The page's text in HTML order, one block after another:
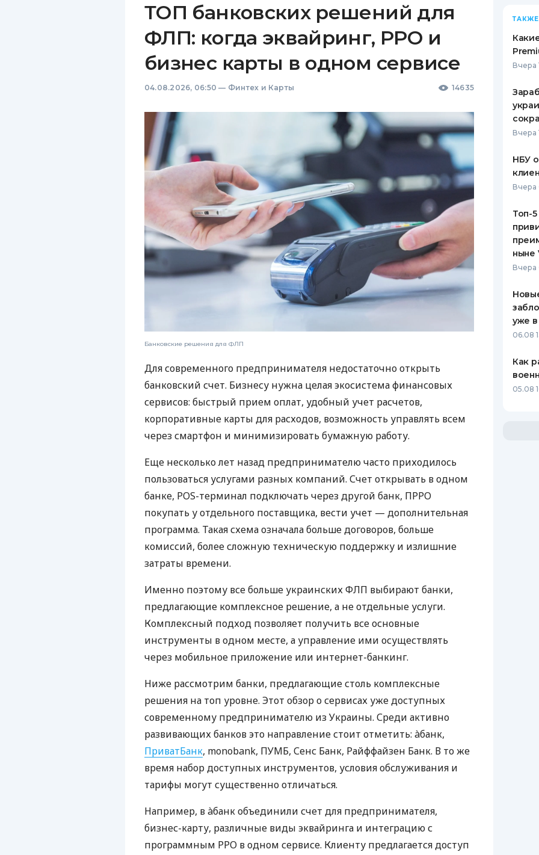
ТОП банковских решений для
ФЛП: когда эквайринг, РРО и
бизнес карты в одном сервисе
04.08.2026, 06:50 — Финтех и Карты 14635
Банковские решения для ФЛП
Для современного предпринимателя недостаточно открыть
банковский счет. Бизнесу нужна целая экосистема финансовых
сервисов: быстрый прием оплат, удобный учет расчетов,
корпоративные карты для расходов, возможность управлять всем
через смартфон и минимизировать бумажную работу.
Еще несколько лет назад предпринимателю часто приходилось
пользоваться услугами разных компаний. Счет открывать в одном
банке, POS-терминал подключать через другой банк, ПРРО
покупать у отдельного поставщика, вести учет — дополнительная
программа. Такая схема означала больше договоров, больше
комиссий, более сложную техническую поддержку и излишние
затраты времени.
Именно поэтому все больше украинских ФЛП выбирают банки,
предлагающие комплексное решение, а не отдельные услуги.
Комплексный подход позволяет получить все основные
инструменты в одном месте, а управление ими осуществлять
через мобильное приложение или интернет-банкинг.
Ниже рассмотрим банки, предлагающие столь комплексные
решения на топ уровне. Этот обзор о сервисах уже доступных
современному предпринимателю из Украины. Среди активно
развивающих банков это направление стоит отметить: àбанк,
ПриватБанк, monobank, ПУМБ, Сенс Банк, Райффайзен Банк. В то же
время набор доступных инструментов, условия обслуживания и
тарифы могут существенно отличаться.
Например, в àбанк объединили счет для предпринимателя,
бизнес-карту, различные виды эквайринга и интеграцию с
программным РРО в одном сервисе. Клиенту предлагается доступ
Вчера
Вчера
НБУ
Вчера
Топ-
ныне
Вчера
уже в
06.08
Как
05.08